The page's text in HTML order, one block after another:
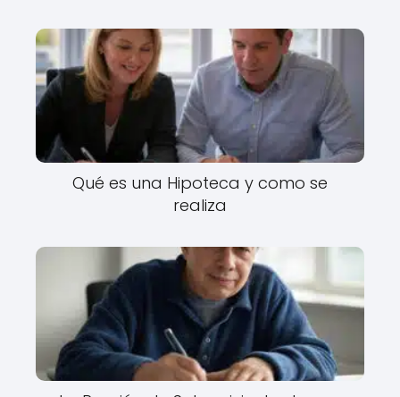
Qué es una Hipoteca y como se
realiza